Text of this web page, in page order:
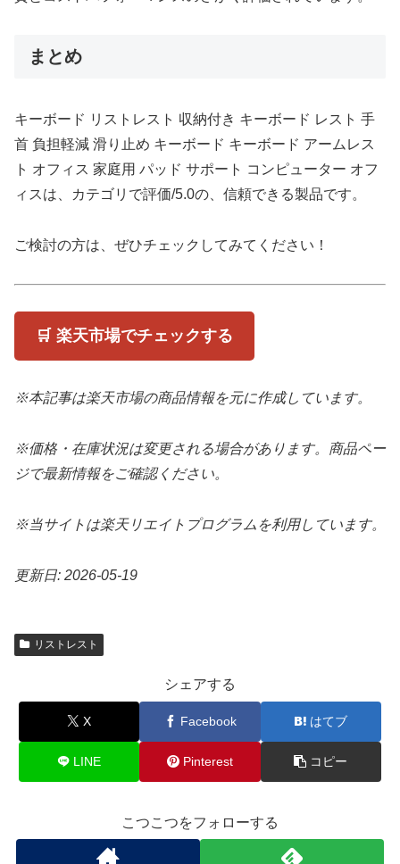
まとめ
キーボード リストレスト 収納付き キーボード レスト 手
首 負担軽減 滑り止め キーボード キーボード アームレス
ト オフィス 家庭用 パッド サポート コンピューター オフ
ィスは、カテゴリで評価/5.0の、信頼できる製品です。
ご検討の方は、ぜひチェックしてみてください！
🛒 楽天市場でチェックする
※本記事は楽天市場の商品情報を元に作成しています。
※価格・在庫状況は変更される場合があります。商品ペー
ジで最新情報をご確認ください。
※当サイトは楽天リエイトプログラムを利用しています。
更新日: 2026-05-19
リストレスト
シェアする
X Facebook はてブ
LINE Pinterest コピー
こつこつをフォローする